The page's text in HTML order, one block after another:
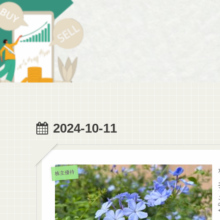
2024-10-11
株主優待